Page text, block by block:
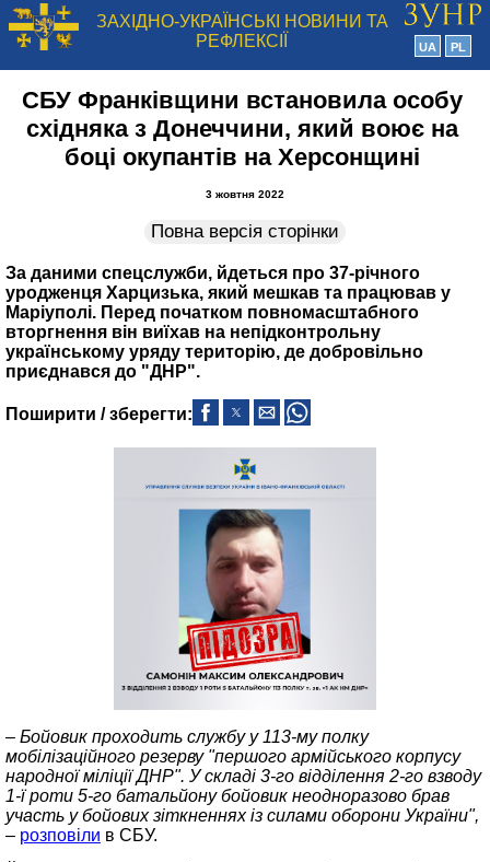
ЗАХІДНО-УКРАЇНСЬКІ НОВИНИ ТА
РЕФЛЕКСІЇ
UA PL
СБУ Франківщини встановила особу
східняка з Донеччини, який воює на
боці окупантів на Херсонщині
3 жовтня 2022
Повна версія сторінки
За даними спецслужби, йдеться про 37-річного
уродженця Харцизька, який мешкав та працював у
Маріуполі. Перед початком повномасштабного
вторгнення він виїхав на непідконтрольну
українському уряду територію, де добровільно
приєднався до "ДНР".
Поширити / зберегти:
– Бойовик проходить службу у 113-му полку
мобілізаційного резерву "першого армійського корпусу
народної міліції ДНР". У складі 3-го відділення 2-го взводу
1-ї роти 5-го батальйону бойовик неодноразово брав
участь у бойових зіткненнях із силами оборони України",
– розповіли в СБУ.